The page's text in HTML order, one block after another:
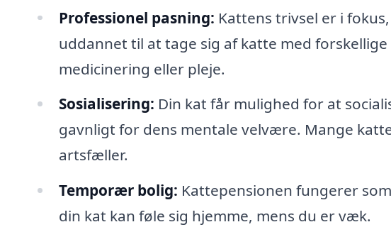
Professionel pasning: Kattens trivsel er i
uddannet til at tage sig af katte med
medicinering eller pleje.
Sosialisering: Din kat får mulighed for at
gavnligt for dens mentale velvære. Mange
artsfæller.
Temporær bolig: Kattepensionen fungerer
din kat kan føle sig hjemme, mens du er væk.